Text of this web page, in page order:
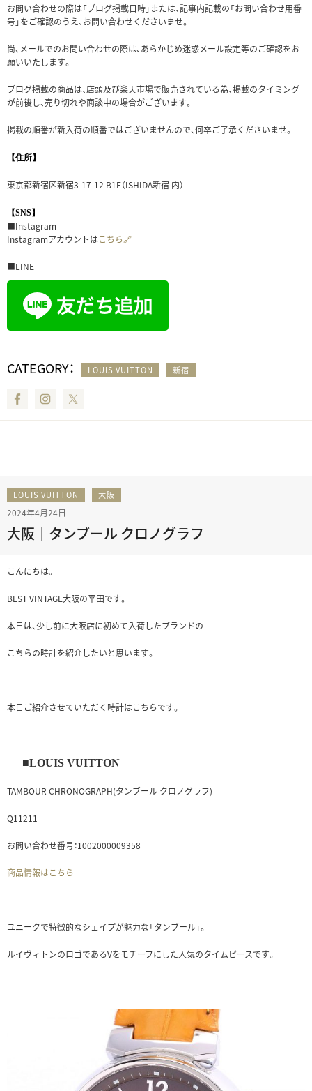
お問い合わせの際は「ブログ掲載日時」または、記事内記載の「お問い合わせ用番
号」をご確認のうえ、お問い合わせくださいませ。
尚、メールでのお問い合わせの際は、あらかじめ迷惑メール設定等のご確認をお
願いいたします。
ブログ掲載の商品は、店頭及び楽天市場で販売されている為、掲載のタイミング
が前後し、売り切れや商談中の場合がございます。
掲載の順番が新入荷の順番ではございませんので、何卒ご了承くださいませ。
【住所】
東京都新宿区新宿3-17-12 B1F（ISHIDA新宿 内）
【SNS】
■Instagram
Instagramアカウントはこちら🔗
■LINE
CATEGORY： LOUIS VUITTON 新宿
FacebookInstagram
LOUIS VUITTON 大阪
2024年4月24日
大阪｜タンブール クロノグラフ
こんにちは。
BEST VINTAGE大阪の平田です。
本日は、少し前に大阪店に初めて入荷したブランドの
こちらの時計を紹介したいと思います。
本日ご紹介させていただく時計はこちらです。
■LOUIS VUITTON
TAMBOUR CHRONOGRAPH(タンブール クロノグラフ)
Q11211
お問い合わせ番号：1002000009358
商品情報はこちら
ユニークで特徴的なシェイプが魅力な「タンブール」。
ルイヴィトンのロゴであるVをモチーフにした人気のタイムピースです。